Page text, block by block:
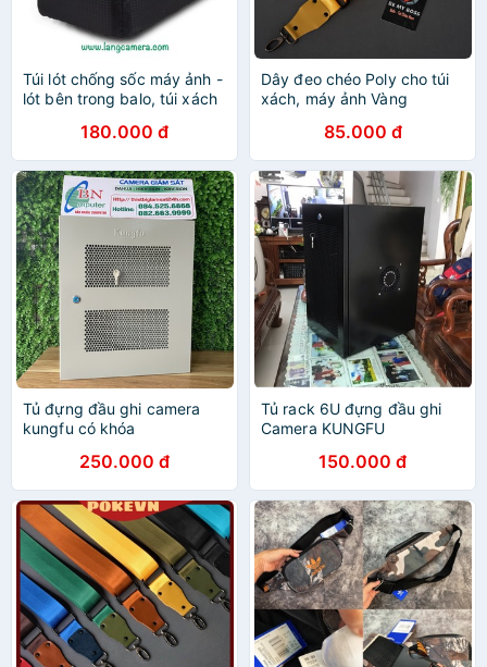
Túi lót chống sốc máy ảnh -
lót bên trong balo, túi xách
180.000 đ
Dây đeo chéo Poly cho túi
xách, máy ảnh Vàng
85.000 đ
Tủ đựng đầu ghi camera
kungfu có khóa
250.000 đ
Tủ rack 6U đựng đầu ghi
Camera KUNGFU
150.000 đ